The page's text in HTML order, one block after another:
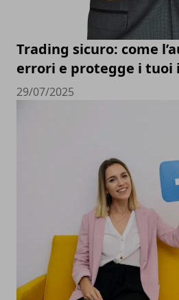
Trading sicuro: come
errori e protegge i tuoi
29/07/2025